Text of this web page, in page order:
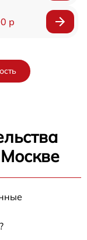
р